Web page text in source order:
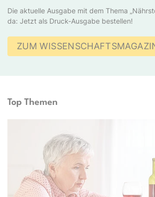
Die aktuelle Ausgabe mit dem Thema
da: Jetzt als Druck-Ausgabe bestellen!
ZUM
Top Themen